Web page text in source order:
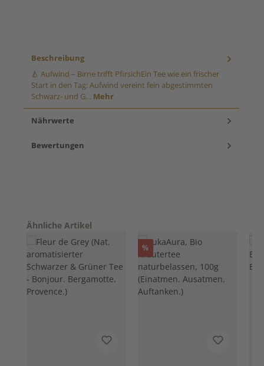
Beschreibung
🍐 Aufwind – Birne trifft PfirsichEin Tee wie ein frischer
Start in den Tag: Aufwind vereint fein abgestimmten
Schwarz- und G… Mehr
Nährwerte
Bewertungen
Produktgalerie überspringen
Ähnliche Artikel
%Rabatt